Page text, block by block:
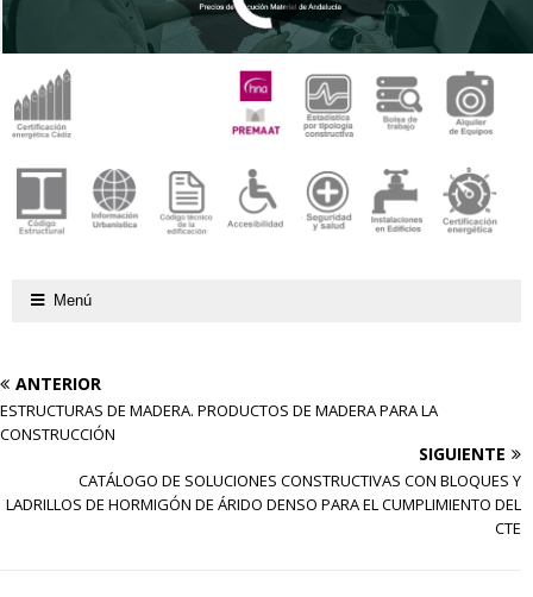
Menú
ANTERIOR
ESTRUCTURAS DE MADERA. PRODUCTOS DE MADERA PARA LA
CONSTRUCCIÓN
SIGUIENTE
CATÁLOGO DE SOLUCIONES CONSTRUCTIVAS CON BLOQUES Y
LADRILLOS DE HORMIGÓN DE ÁRIDO DENSO PARA EL CUMPLIMIENTO DEL
CTE